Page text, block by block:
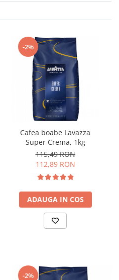
-2%
Cafea boabe Lavazza
Super Crema, 1kg
115,49 RON
112,89 RON
ADAUGA IN COS
-2%